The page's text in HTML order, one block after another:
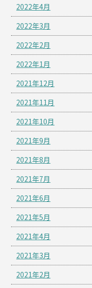
2022年4月
2022年3月
2022年2月
2022年1月
2021年12月
2021年11月
2021年10月
2021年9月
2021年8月
2021年7月
2021年6月
2021年5月
2021年4月
2021年3月
2021年2月